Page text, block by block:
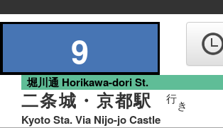
の
9
堀川通 Horikawa-dori St.
二条城・京都駅 行き
Kyoto Sta. Via Nijo-jo Castle